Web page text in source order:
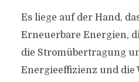
Es liege auf der Hand,
Erneuerbare Energien,
die Stromübertragung
Energieeffizienz und die